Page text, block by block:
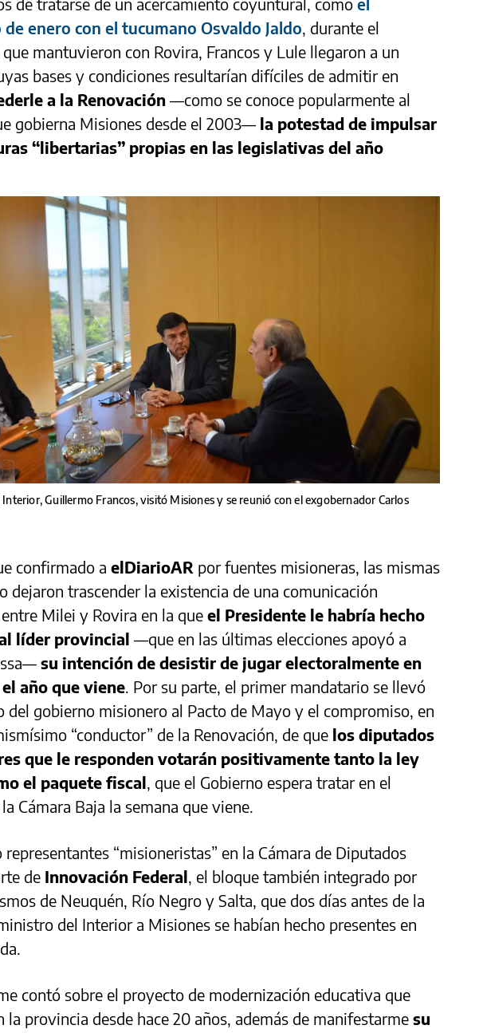
enero con el tucumano Osvaldo Jaldo, durante el
mantuvieron con Rovira, Francos y Lule llegaron a un
bases y condiciones resultarían difíciles de admitir en
a la Renovación —como se conoce popularmente al
gobierna Misiones desde el 2003— la potestad de impulsar
“libertarias” propias en las legislativas del año
Guillermo Francos, visitó Misiones y se reunió con el exgobernador Carlos
confirmado a elDiarioAR por fuentes misioneras, las mismas
dejaron trascender la existencia de una comunicación
Milei y Rovira en la queel Presidente le habría hecho
líder provincial —que en las últimas elecciones apoyó a
su intención de desistir de jugar electoralmente en
año que viene. Por su parte, el primer mandatario se llevó
del gobierno misionero al Pacto de Mayo y el compromiso, en
“conductor” de la Renovación, de que los diputados
que le responden votarán positivamente tanto la ley
el paquete fiscal, que el Gobierno espera tratar en el
Cámara Baja la semana que viene.
representantes “misioneristas” en la Cámara de Diputados
de Innovación Federal, el bloque también integrado por
de Neuquén, Río Negro y Salta, que dos días antes de la
del Interior a Misiones se habían hecho presentes en
contó sobre el proyecto de modernización educativa que
la provincia desde hace 20 años, además de manifestarme su